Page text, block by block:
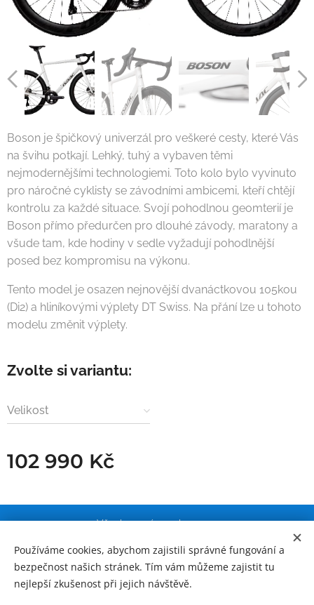
Boson je špičkový univerzál pro veškeré cesty, které Vás
na švihu potkají. Lehký, tuhý a vybaven těmi
nejmodernějšími technologiemi. Toto kolo bylo vyvinuto
pro náročné cyklisty se závodními ambicemi, kteří chtějí
kontrolu za každé situace. Svojí pohodlnou geomterií je
Boson přímo předurčen pro dlouhé závody, maratony a
všude tam, kde hodiny v sedle vyžadují pohodlnější
posed bez kompromisu na výkonu.
Tento model je osazen nejnovější dvanáctkovou 105kou
(Di2) a hliníkovými výplety DT Swiss. Na přání lze u tohoto
modelu změnit výplety.
Zvolte si variantu:
Velikost
102 990 Kč
Všechna práva vyhrazena.
IČO: 07610823, DIČ CZ9409302826
Obchodní podmínky a ochrana osobních údajů Cookies
Používáme cookies, abychom zajistili správné fungování a
bezpečnost našich stránek. Tím vám můžeme zajistit tu
nejlepší zkušenost při jejich návštěvě.